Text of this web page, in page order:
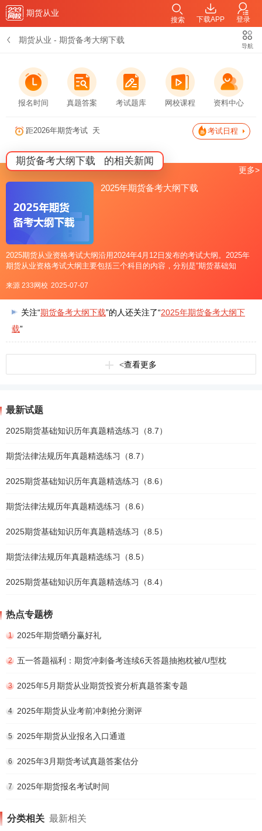
期货从业
下载APP 登录
搜索
期货从业 - 期货备考大纲下载
导航
报名时间 真题答案 考试题库 网校课程 资料中心
距2026年期货考试 天 考试日程
期货备考大纲下载 的相关新闻
2025年期货备考大纲下载
2025期货从业资格考试大纲沿用2024年4月12日发布的考试大纲。2025年
期货从业资格考试大纲主要包括三个科目的内容，分别是“期货基础知
期货考试大纲可点击下文下载：点击下载&g
来源 233网校 2025-07-07
更多>
关注“期货备考大纲下载”的人还关注了“2025年期货备考大纲下
载”
<查看更多
最新试题
2025期货基础知识历年真题精选练习（8.7）
期货法律法规历年真题精选练习（8.7）
2025期货基础知识历年真题精选练习（8.6）
期货法律法规历年真题精选练习（8.6）
2025期货基础知识历年真题精选练习（8.5）
期货法律法规历年真题精选练习（8.5）
2025期货基础知识历年真题精选练习（8.4）
热点专题榜
1 2025年期货晒分赢好礼
2 五一答题福利：期货冲刺备考连续6天答题抽抱枕被/U型枕
3 2025年5月期货从业期货投资分析真题答案专题
4 2025年期货从业考前冲刺抢分测评
5 2025年期货从业报名入口通道
6 2025年3月期货考试真题答案估分
7 2025年期货报名考试时间
分类相关 最新相关